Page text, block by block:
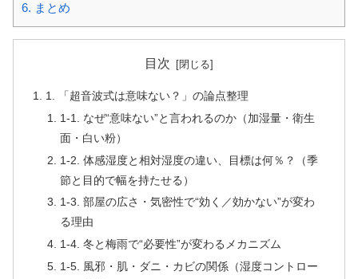
6. まとめ
目次
1. 「超音波式は意味ない？」の論点整理
1-1. なぜ“意味ない”と言われるのか（加湿量・衛生
面・白い粉）
1-2. 体感湿度と相対湿度の違い、目標は何％？（季
節と目的で幅を持たせる）
1-3. 部屋の広さ・気密性で“効く／効かない”が変わ
る理由
1-4. 冬と梅雨で“必要性”が変わるメカニズム
1-5. 風邪・肌・ダニ・カビの関係（湿度コントロー